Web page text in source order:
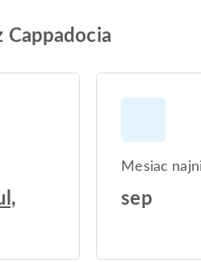
Cappadocia
Mesiac
sep